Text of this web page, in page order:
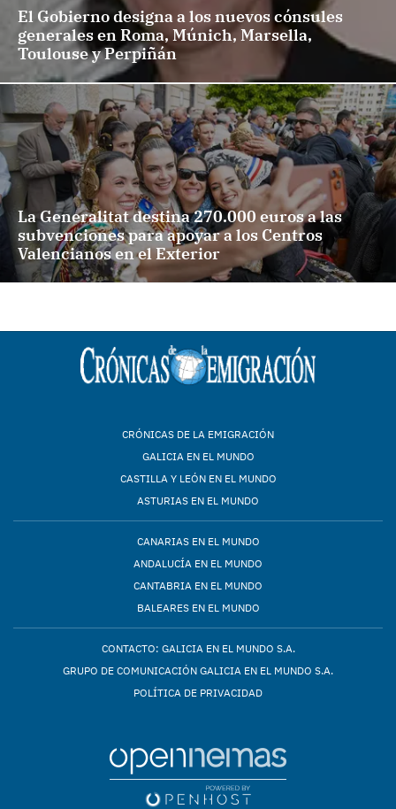
El Gobierno designa a los nuevos cónsules
generales en Roma, Múnich, Marsella,
Toulouse y Perpiñán
La Generalitat destina 270.000 euros a las
subvenciones para apoyar a los Centros
Valencianos en el Exterior
CRÓNICAS DE LA EMIGRACIÓN
GALICIA EN EL MUNDO
CASTILLA Y LEÓN EN EL MUNDO
ASTURIAS EN EL MUNDO
CANARIAS EN EL MUNDO
ANDALUCÍA EN EL MUNDO
CANTABRIA EN EL MUNDO
BALEARES EN EL MUNDO
CONTACTO: GALICIA EN EL MUNDO S.A.
GRUPO DE COMUNICACIÓN GALICIA EN EL MUNDO S.A.
POLÍTICA DE PRIVACIDAD